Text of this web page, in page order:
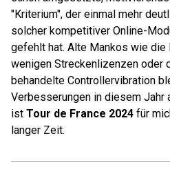
"Kriterium", der einmal mehr
solcher kompetitiver Online-
gefehlt hat. Alte Mankos wie die
wenigen Streckenlizenzen oder
behandelte Controllervibration
Verbesserungen in diesem Jahr
ist Tour de France 2024 für
langer Zeit.